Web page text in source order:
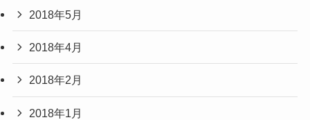
2018年5月
2018年4月
2018年2月
2018年1月